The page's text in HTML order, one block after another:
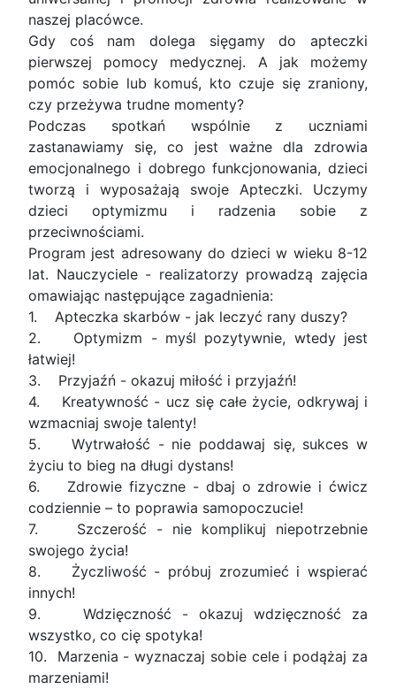
naszej placówce.
Gdy coś nam dolega sięgamy do apteczki
pierwszej pomocy medycznej. A jak możemy
pomóc sobie lub komuś, kto czuje się zraniony,
czy przeżywa trudne momenty?
Podczas spotkań wspólnie z uczniami
zastanawiamy się, co jest ważne dla zdrowia
emocjonalnego i dobrego funkcjonowania, dzieci
tworzą i wyposażają swoje Apteczki. Uczymy
dzieci optymizmu i radzenia sobie z
przeciwnościami.
Program jest adresowany do dzieci w wieku 8-12
lat. Nauczyciele - realizatorzy prowadzą zajęcia
omawiając następujące zagadnienia:
1. Apteczka skarbów - jak leczyć rany duszy?
2. Optymizm - myśl pozytywnie, wtedy jest
łatwiej!
3. Przyjaźń - okazuj miłość i przyjaźń!
4. Kreatywność - ucz się całe życie, odkrywaj i
wzmacniaj swoje talenty!
5. Wytrwałość - nie poddawaj się, sukces w
życiu to bieg na długi dystans!
6. Zdrowie fizyczne - dbaj o zdrowie i ćwicz
codziennie – to poprawia samopoczucie!
7. Szczerość - nie komplikuj niepotrzebnie
swojego życia!
8. Życzliwość - próbuj zrozumieć i wspierać
innych!
9. Wdzięczność - okazuj wdzięczność za
wszystko, co cię spotyka!
10. Marzenia - wyznaczaj sobie cele i podążaj za
marzeniami!